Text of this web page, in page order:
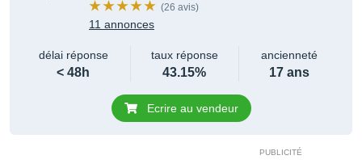
(26 avis)
11 annonces
délai réponse
< 48h
taux réponse
43.15%
ancienneté
17 ans
Ecrire au vendeur